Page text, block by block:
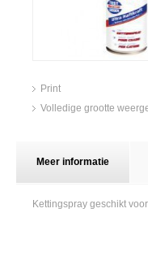
Print
Volledige grootte
Meer informatie
Kettingspray geschikt